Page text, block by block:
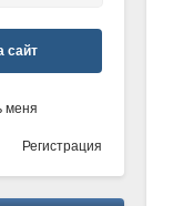
сайт
меня
Регистрация